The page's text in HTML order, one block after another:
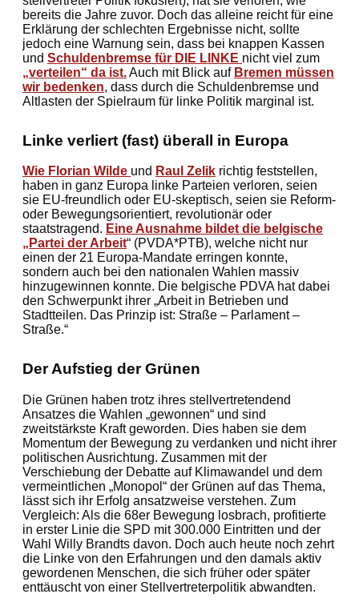
bereits die Jahre zuvor. Doch das alleine reicht für eine
Erklärung der schlechten Ergebnisse nicht, sollte
jedoch eine Warnung sein, dass bei knappen Kassen
und Schuldenbremse für DIE LINKE nicht viel zum
„verteilen“ da ist.Auch mit Blick auf Bremen müssen
wir bedenken, dass durch die Schuldenbremse und
Altlasten der Spielraum für linke Politik marginal ist.
Linke verliert (fast) überall in Europa
Wie Florian Wilde und Raul Zelik richtig feststellen,
haben in ganz Europa linke Parteien verloren, seien
sie EU-freundlich oder EU-skeptisch, seien sie Reform-
oder Bewegungsorientiert, revolutionär oder
staatstragend. Eine Ausnahme bildet die belgische
„Partei der Arbeit“ (PVDA*PTB), welche nicht nur
einen der 21 Europa-Mandate erringen konnte,
sondern auch bei den nationalen Wahlen massiv
hinzugewinnen konnte. Die belgische PDVA hat dabei
den Schwerpunkt ihrer „Arbeit in Betrieben und
Stadtteilen. Das Prinzip ist: Straße – Parlament –
Straße.“
Der Aufstieg der Grünen
Die Grünen haben trotz ihres stellvertretendend
Ansatzes die Wahlen „gewonnen“ und sind
zweitstärkste Kraft geworden. Dies haben sie dem
Momentum der Bewegung zu verdanken und nicht ihrer
politischen Ausrichtung. Zusammen mit der
Verschiebung der Debatte auf Klimawandel und dem
vermeintlichen „Monopol“ der Grünen auf das Thema,
lässt sich ihr Erfolg ansatzweise verstehen. Zum
Vergleich: Als die 68er Bewegung losbrach, profitierte
in erster Linie die SPD mit 300.000 Eintritten und der
Wahl Willy Brandts davon. Doch auch heute noch zehrt
die Linke von den Erfahrungen und den damals aktiv
gewordenen Menschen, die sich früher oder später
enttäuscht von einer Stellvertreterpolitik abwandten.